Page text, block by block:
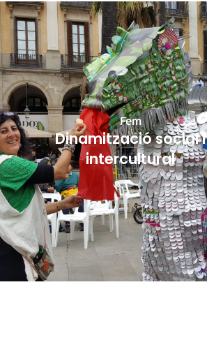
Fem
Dinamització social i
intercultural